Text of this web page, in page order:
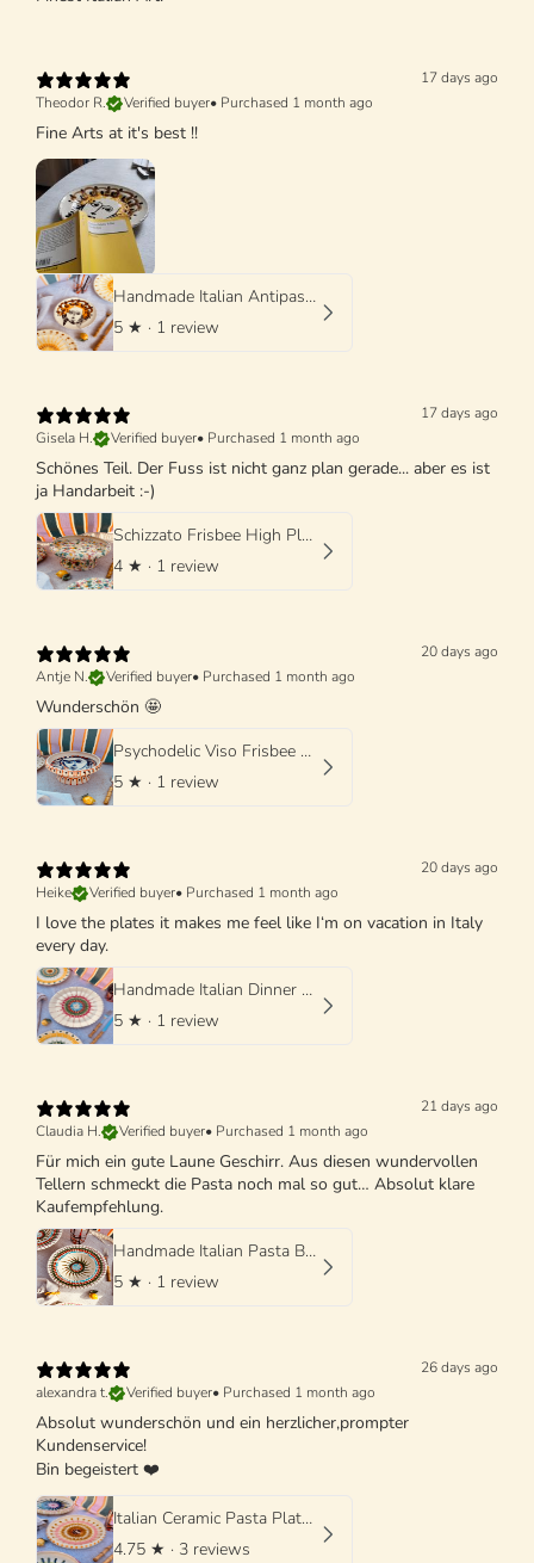
17 days ago
Theodor R.
Verified buyer• Purchased 1 month ago
Fine Arts at it's best !!
Handmade Italian Antipasti Plate 20 cm | Small Ceramic Plate (Unique Piece)
5 ★ · 1 review
17 days ago
Gisela H.
Verified buyer• Purchased 1 month ago
Schönes Teil. Der Fuss ist nicht ganz plan gerade... aber es ist
ja Handarbeit :-)
Schizzato Frisbee High Plate "Colori Fantasia" - 25cm
4 ★ · 1 review
20 days ago
Antje N.
Verified buyer• Purchased 1 month ago
Wunderschön 🤩
Psychodelic Viso Frisbee High Plate - 25cm UNIQUE PIECE - ONLY 1 X AVAILABLE
5 ★ · 1 review
20 days ago
Heike
Verified buyer• Purchased 1 month ago
I love the plates it makes me feel like I‘m on vacation in Italy
every day.
Handmade Italian Dinner Plate 27 cm | Large Ceramic Plate
5 ★ · 1 review
21 days ago
Claudia H.
Verified buyer• Purchased 1 month ago
Für mich ein gute Laune Geschirr. Aus diesen wundervollen
Tellern schmeckt die Pasta noch mal so gut… Absolut klare
Kaufempfehlung.
Handmade Italian Pasta Bowl 25 cm | Cappello di Prete
5 ★ · 1 review
26 days ago
alexandra t.
Verified buyer• Purchased 1 month ago
Absolut wunderschön und ein herzlicher,prompter
Kundenservice!
Bin begeistert ❤️
Italian Ceramic Pasta Plate 25cm | Handmade Psychodelic Design
4.75 ★ · 3 reviews